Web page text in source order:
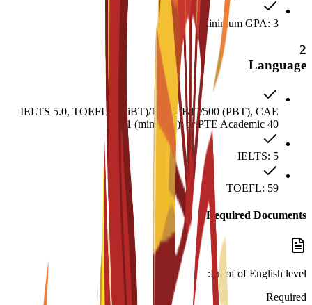
Minimum GPA: 3
2
Language
IELTS 5.0, TOEFL 59 (iBT)/169 (CBT)/500 (PBT), CAE
B1 (min. 154), or PTE Academic 40.
IELTS: 5
TOEFL: 59
Required Documents
Proof of English level:
Required